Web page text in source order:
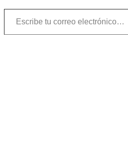
Escribe tu correo electrónico…